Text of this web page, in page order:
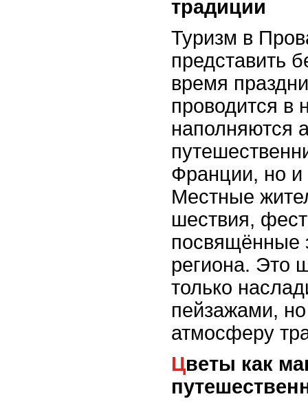
традиции
Туризм в
представить
время
проводится в
наполняются
Франции, но и
Местные
шествия,
посвящённые
региона. Это
только
пейзажами, но
атмосферу
Цветы как магнит для